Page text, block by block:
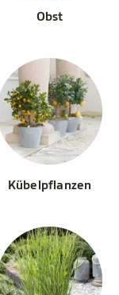
Obst
Kübelpflanzen